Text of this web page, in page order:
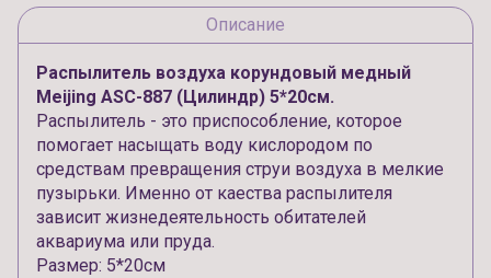
Описание
Распылитель воздуха корундовый медный
Meijing ASC-887 (Цилиндр) 5*20см.
Распылитель - это приспособление, которое
помогает насыщать воду кислородом по
средствам превращения струи воздуха в мелкие
пузырьки. Именно от каества распылителя
зависит жизнедеятельность обитателей
аквариума или пруда.
Размер: 5*20см